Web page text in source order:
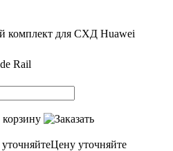
комплект для СХД Huawei
Rail
Цену уточняйте